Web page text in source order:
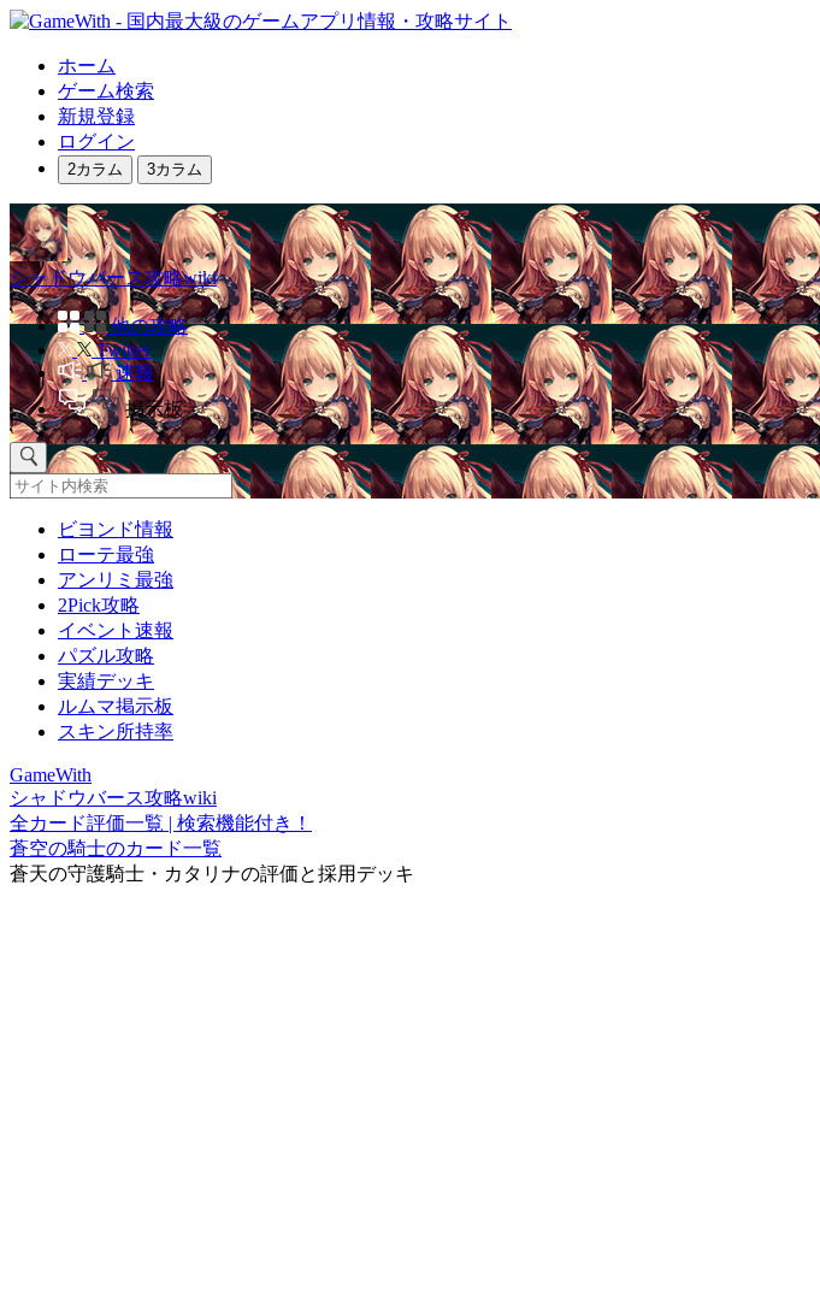
ホーム
ゲーム検索
新規登録
ログイン
2カラム 3カラム
シャドウバース攻略wiki
他の攻略
Twitter
速報
掲示板
ビヨンド情報
ローテ最強
アンリミ最強
2Pick攻略
イベント速報
パズル攻略
実績デッキ
ルムマ掲示板
スキン所持率
GameWith
シャドウバース攻略wiki
全カード評価一覧 | 検索機能付き！
蒼空の騎士のカード一覧
蒼天の守護騎士・カタリナの評価と採用デッキ